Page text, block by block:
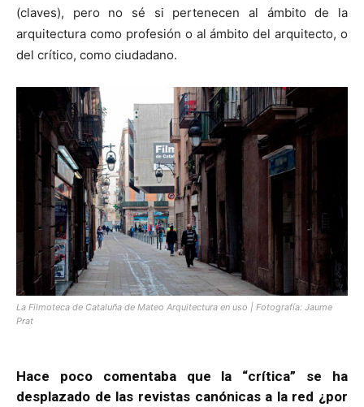
(claves), pero no sé si pertenecen al ámbito de la
arquitectura como profesión o al ámbito del arquitecto, o
del crítico, como ciudadano.
La Filmoteca de Cataluña de Mateo Arquitectura en uso | Fotografía: Jaume
Prat
Hace poco comentaba que la “crítica” se ha
desplazado de las revistas canónicas a la red ¿por